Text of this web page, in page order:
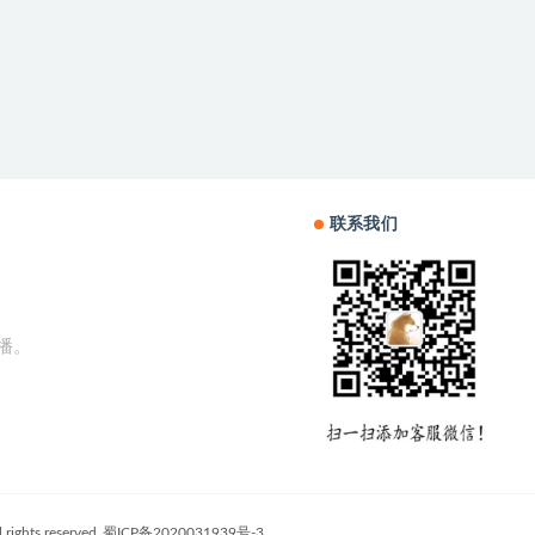
。
联系我们